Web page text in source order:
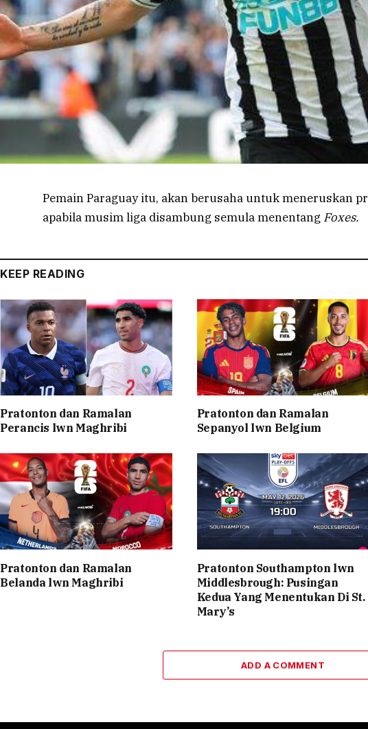
Pemain Paraguay itu, akan berusaha untuk meneruskan
apabila musim liga disambung semula menentang Foxes.
KEEP READING
Pratonton dan Ramalan
Perancis lwn Maghribi
Pratonton dan Ramalan
Sepanyol lwn Belgium
Pratonton dan Ramalan
Belanda lwn Maghribi
Pratonton Southampton lwn
Middlesbrough: Pusingan
Kedua Yang Menentukan Di St.
Mary’s
ADD A COMMENT